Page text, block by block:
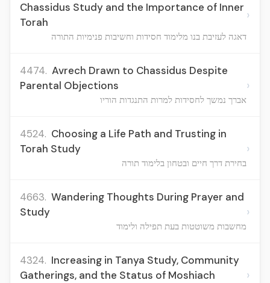
Chassidus Study and the Importance of Inner
Torah
דאגה לעזיבת בנו מלימוד חסידות וחשיבות פנימיות התורה
›
4474. Avrech Drawn to Chassidus Despite
Parental Objections
אברך נמשך לחסידות למרות התנגדות הוריו
›
4524. Choosing a Life Path and Trusting in
Torah Study
בחירת דרך חיים ובטחון בלימוד תורה
›
4663. Wandering Thoughts During Prayer and
Study
מחשבות משוטטות בעת תפילה ולימוד
›
4324. Increasing in Tanya Study, Community
Gatherings, and the Status of Moshiach
›